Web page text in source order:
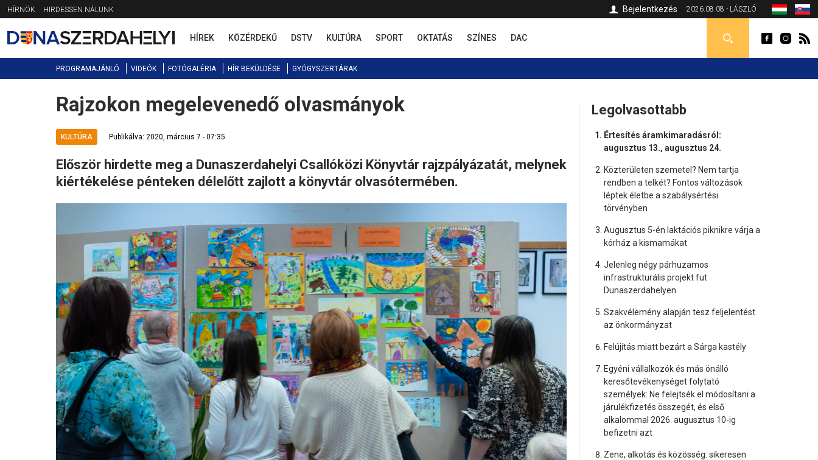
Jump
to
navigation
HÍRNÖK HIRDESSEN NÁLUNK 2026.08.08 - LÁSZLÓ
Bejelentkezés
HÍREK KÖZÉRDEKŰ DSTV KULTÚRA SPORT OKTATÁS SZÍNES DAC
PROGRAMAJÁNLÓ VIDEÓK FOTÓGALÉRIA HÍR BEKÜLDÉSE GYÓGYSZERTÁRAK
Back
to
Rajzokon megelevenedő olvasmányok
KULTÚRA Publikálva: 2020, március 7 - 07:35
Először hirdette meg a Dunaszerdahelyi Csallóközi Könyvtár rajzpályázatát, melynek
kiértékelése pénteken délelőtt zajlott a könyvtár olvasótermében.
Legolvasottabb
Értesítés áramkimaradásról:
augusztus 13., augusztus 24.
Közterületen szemetel? Nem tartja
rendben a telkét? Fontos változások
léptek életbe a szabálysértési
törvényben
Augusztus 5-én laktációs piknikre várja a
kórház a kismamákat
Jelenleg négy párhuzamos
infrastrukturális projekt fut
Dunaszerdahelyen
Szakvélemény alapján tesz feljelentést
az önkormányzat
Felújítás miatt bezárt a Sárga kastély
Egyéni vállalkozók és más önálló
keresőtevékenységet folytató
személyek: Ne felejtsék el módosítani a
járulékfizetés összegét, és első
alkalommal 2026. augusztus 10-ig
befizetni azt
Zene, alkotás és közösség: sikeresen